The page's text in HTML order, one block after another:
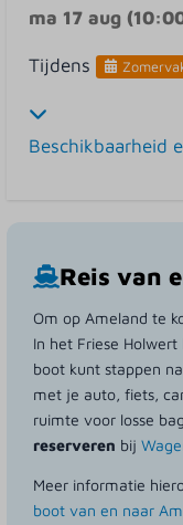
ma 17 aug
Tijdens
Beschikbaarheid
Reis van
Om op Ameland te
In het Friese
boot kunt stappen
met je auto, fiets,
ruimte voor losse
reserveren bij
Meer informatie
boot van en naar